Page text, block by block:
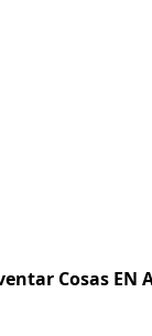
Cosas EN